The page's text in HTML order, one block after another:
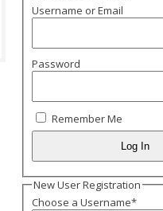
Username or Email
Password
Remember Me
New User Registration
Choose a Username*